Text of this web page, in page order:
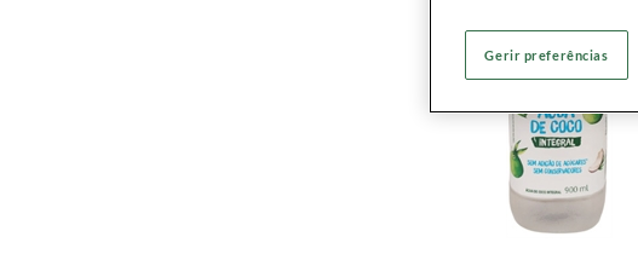
Gerir preferências